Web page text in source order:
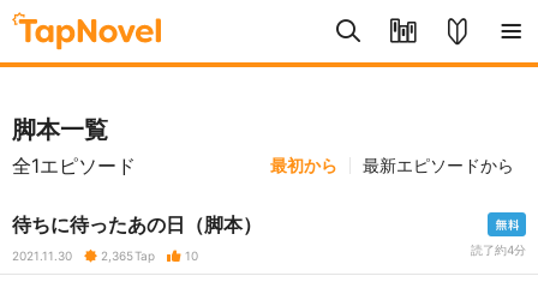
脚本一覧
全1エピソード 最初から 最新エピソードから
待ちに待ったあの日（脚本）
2021.11.30 2,365Tap 10 読了約4分